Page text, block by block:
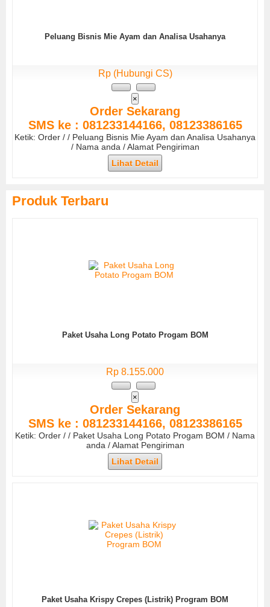
Peluang Bisnis Mie Ayam dan Analisa Usahanya
Rp (Hubungi CS)
×
Order Sekarang
SMS ke : 081233144166, 08123386165
Ketik: Order / / Peluang Bisnis Mie Ayam dan Analisa Usahanya
/ Nama anda / Alamat Pengiriman
Lihat Detail
Produk Terbaru
Paket Usaha Long Potato Progam BOM
Rp 8.155.000
×
Order Sekarang
SMS ke : 081233144166, 08123386165
Ketik: Order / / Paket Usaha Long Potato Progam BOM / Nama
anda / Alamat Pengiriman
Lihat Detail
Paket Usaha Krispy Crepes (Listrik) Program BOM